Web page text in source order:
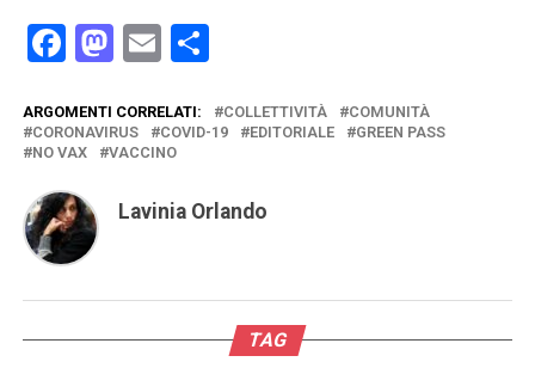
Facebook
Mastodon
EmailCondividi
ARGOMENTI CORRELATI: COLLETTIVITÀ
COMUNITÀ
CORONAVIRUS
COVID-19 EDITORIALE
GREEN PASS
NO VAX
VACCINO
Lavinia Orlando
TAG